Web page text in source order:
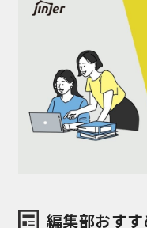
編集部おす